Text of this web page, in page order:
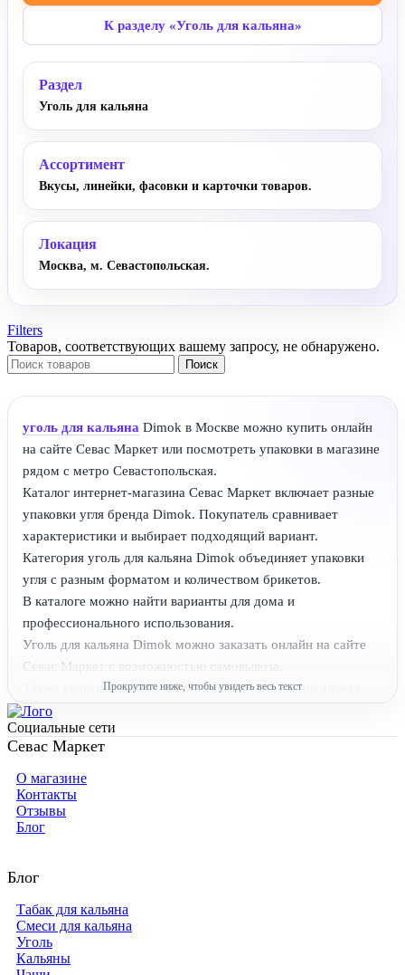
К разделу «Уголь для кальяна»
Раздел
Уголь для кальяна
Ассортимент
Вкусы, линейки, фасовки и карточки товаров.
Локация
Москва, м. Севастопольская.
Filters
Товаров, соответствующих вашему запросу, не обнаружено.
Поиск
уголь для кальяна Dimok в Москве можно купить онлайн
на сайте Севас Маркет или посмотреть упаковки в магазине
рядом с метро Севастопольская.
Каталог интернет-магазина Севас Маркет включает разные
упаковки угля бренда Dimok. Покупатель сравнивает
характеристики и выбирает подходящий вариант.
Категория уголь для кальяна Dimok объединяет упаковки
угля с разным форматом и количеством брикетов.
В каталоге можно найти варианты для дома и
профессионального использования.
Уголь для кальяна Dimok можно заказать онлайн на сайте
Севас Маркет с возможностью самовывоза.
Также упаковки можно посмотреть в магазине по адресу:
Москва, Большая Юшуньская ул., 1А, корп. 4.
Магазин Севас Маркет расположен рядом с метро
Севастопольская и Севастопольским рынком.
Часто задаваемые вопросы об угле Dimok:
Какие упаковки уголь для кальяна Dimok представлены в магазине? —
Каталог включает разные позиции бренда.
Какие особенности есть у уголь для кальяна Dimok? — Угли
обеспечивают стабильное тепло и чистый вкус.
Какие материалы используются в угля для кальяна Dimok? — Уголь
производится из скорлупы кокоса и натуральных связующих.
Социальные сети
Севас Маркет
О магазине
Контакты
Отзывы
Блог
Блог
Табак для кальяна
Смеси для кальяна
Уголь
Кальяны